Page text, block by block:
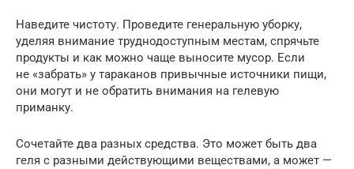
Наведите чистоту. Проведите генеральную уборку,
уделяя внимание труднодоступным местам, спрячьте
продукты и как можно чаще выносите мусор. Если
не «забрать» у тараканов привычные источники пищи,
они могут и не обратить внимания на гелевую
приманку.
Сочетайте два разных средства. Это может быть два
геля с разными действующими веществами, а может —